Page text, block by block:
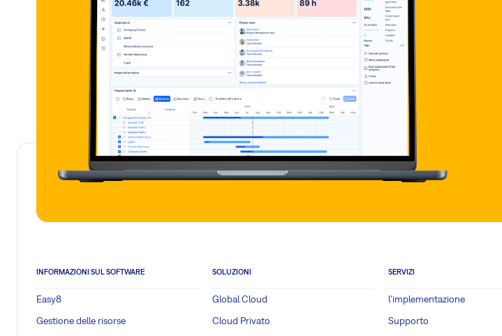
INFORMAZIONI SUL SOFTWARE
Easy8
Gestione delle risorse
SOLUZIONI
Global Cloud
Cloud Privato
SERVIZI
l'implementazione
Supporto